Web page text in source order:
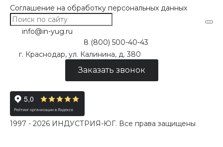
Соглашение на обработку персональных данных
info@in-yug.ru
8 (800) 500-40-43
г. Краснодар, ул. Калинина, д. 380
Заказать звонок
1997 - 2026 ИНДУСТРИЯ-ЮГ. Все права защищены